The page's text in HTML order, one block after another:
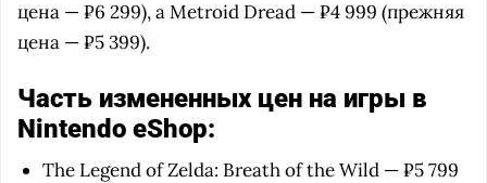
цена — ₽6 299), а Metroid Dread — ₽4 999 (прежняя
цена — ₽5 399).
Часть измененных цен на игры в
Nintendo eShop:
The Legend of Zelda: Breath of the Wild — ₽5 799